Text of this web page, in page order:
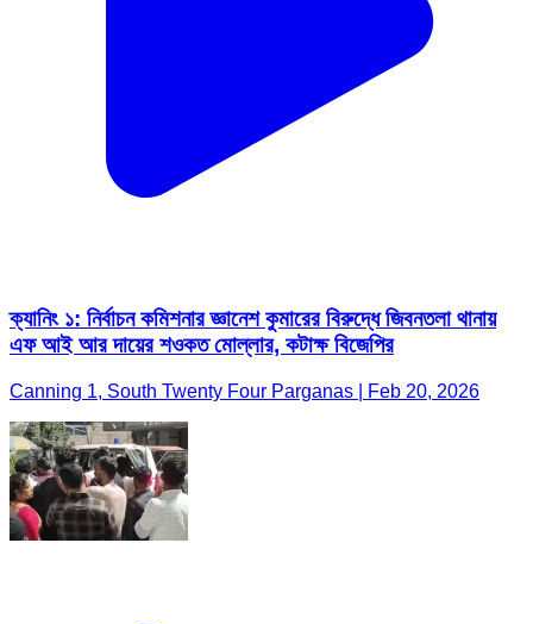
ক্যানিং ১: নির্বাচন কমিশনার জ্ঞানেশ কুমারের বিরুদ্ধে জিবনতলা থানায়
এফ আই আর দায়ের শওকত মোল্লার, কটাক্ষ বিজেপির
Canning 1, South Twenty Four Parganas | Feb 20, 2026